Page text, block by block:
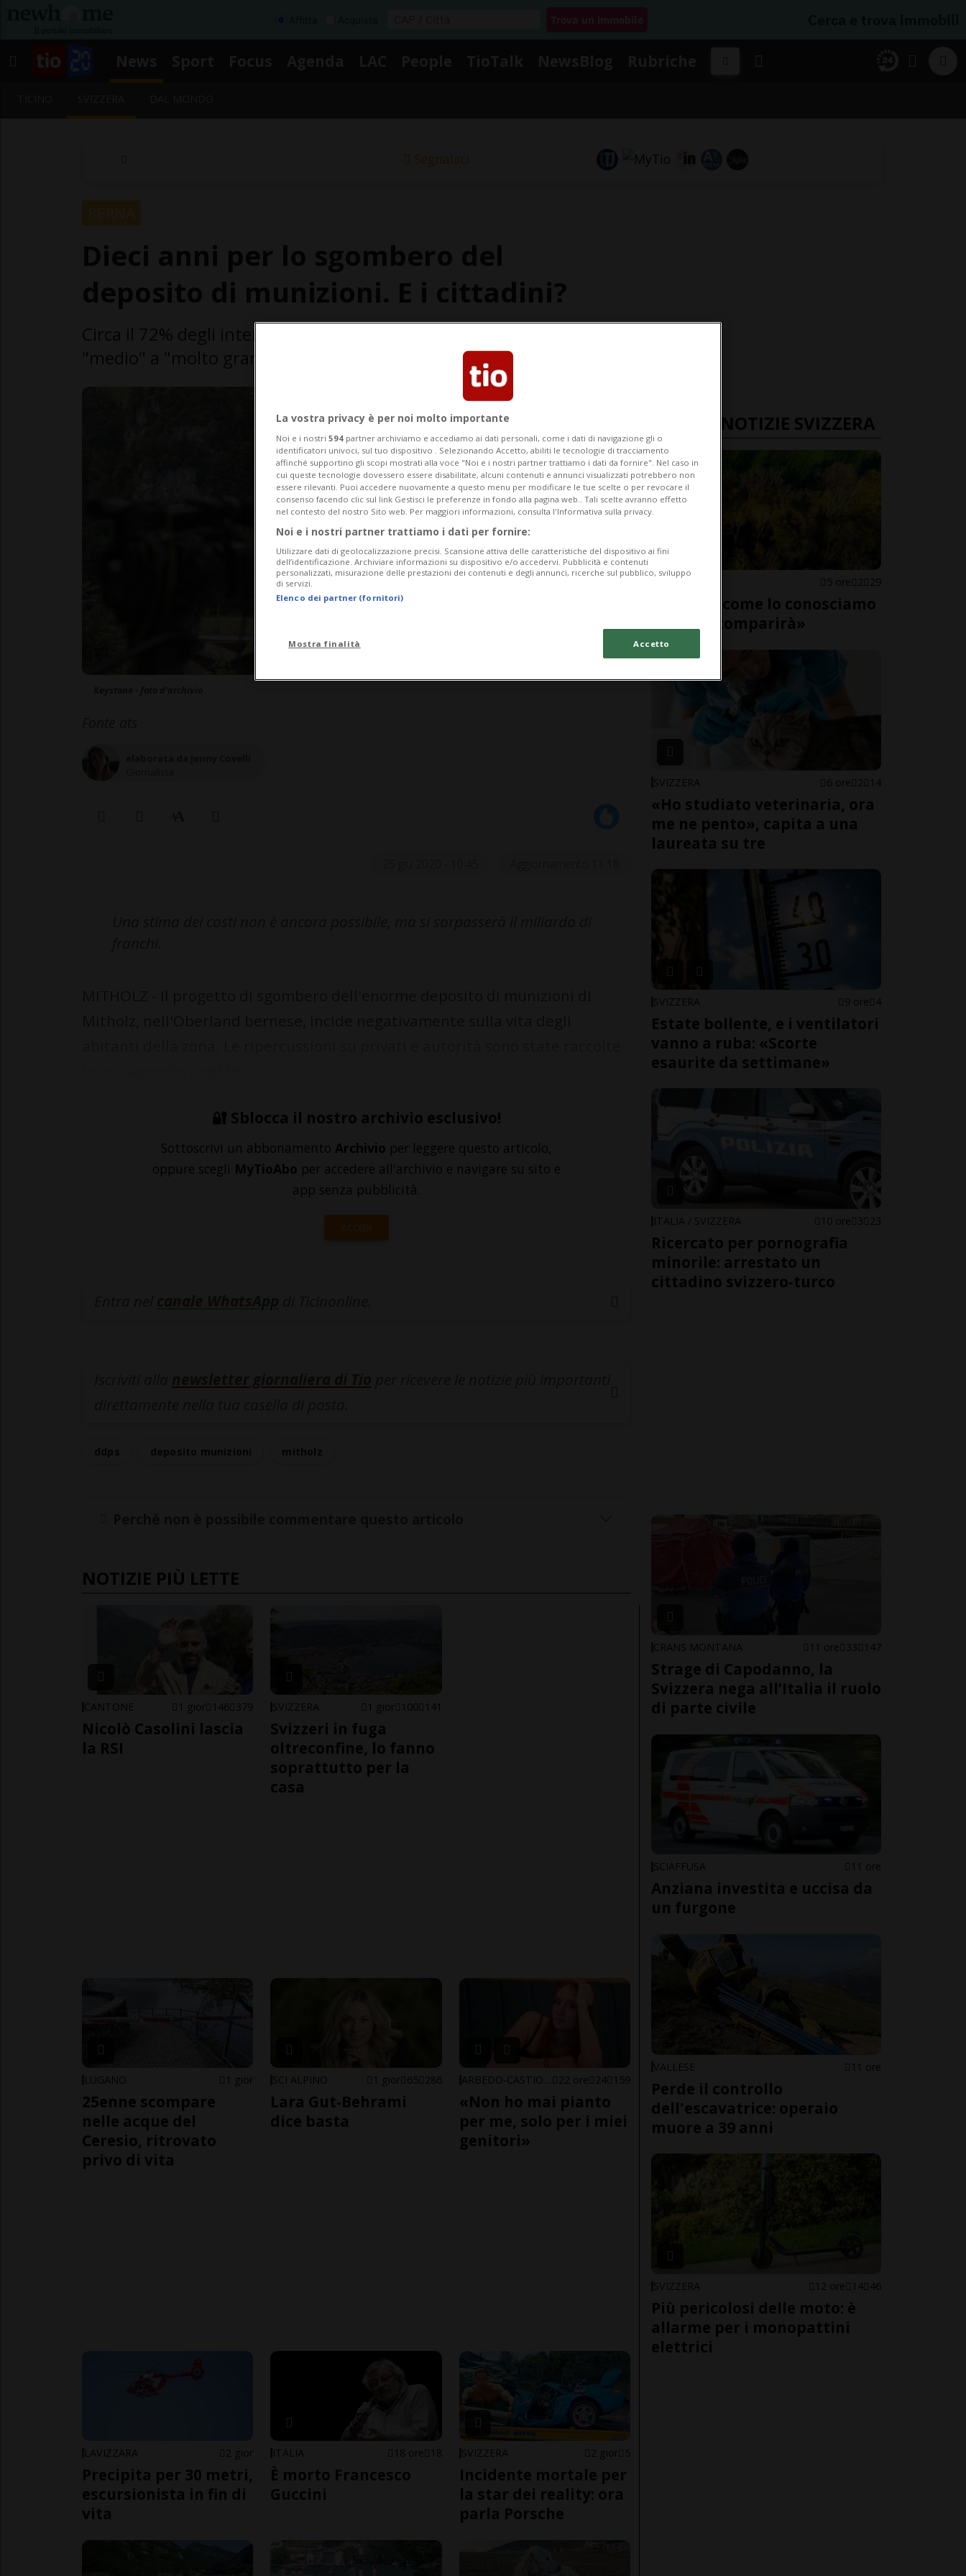
Segnalaci
🔐 Sblocca il nostro archivio esclusivo!
Sottoscrivi un abbonamento Archivio per leggere questo articolo,
oppure scegli MyTioAbo per accedere all'archivio e navigare su sito e
app senza pubblicità.
ACCEDI
NOTIZIE PIÙ LETTE
CANTONE 1 gior 146 379
Nicolò Casolini lascia
la RSI
SVIZZERA 1 gior 100 141
Svizzeri in fuga
oltreconfine, lo fanno
soprattutto per la
casa
LUGANO 1 gior
25enne scompare
nelle acque del
Ceresio, ritrovato
privo di vita
SCI ALPINO 1 gior 65 286
Lara Gut-Behrami
dice basta
22 ore 24 159
«Non ho mai pianto
per me, solo per i miei
genitori»
LAVIZZARA 2 gior
Precipita per 30 metri,
escursionista in fin di
vita
ITALIA 18 ore 18
È morto Francesco
Guccini
SVIZZERA 2 gior 5
Incidente mortale per
la star dei reality: ora
parla Porsche
ULTIME NOTIZIE SVIZZERA
SVIZZERA 5 ore 2 29
«Il bosco come lo conosciamo
adesso scomparirà»
SVIZZERA 6 ore 2 14
«Ho studiato veterinaria, ora
me ne pento», capita a una
laureata su tre
SVIZZERA 9 ore 4
Estate bollente, e i ventilatori
vanno a ruba: «Scorte
esaurite da settimane»
ITALIA / SVIZZERA 10 ore 3 23
Ricercato per pornografia
minorile: arrestato un
cittadino svizzero-turco
CRANS MONTANA 11 ore 33 147
Strage di Capodanno, la
Svizzera nega all’Italia il ruolo
di parte civile
SCIAFFUSA 11 ore
Anziana investita e uccisa da
un furgone
VALLESE 11 ore
Perde il controllo
dell'escavatrice: operaio
muore a 39 anni
SVIZZERA 12 ore 14 46
Più pericolosi delle moto: è
allarme per i monopattini
elettrici
La vostra privacy è per noi molto importante
Noi e i nostri 594 partner archiviamo e accediamo ai dati personali, come i dati di navigazione gli o
identificatori univoci, sul tuo dispositivo . Selezionando Accetto, abiliti le tecnologie di tracciamento
affinché supportino gli scopi mostrati alla voce "Noi e i nostri partner trattiamo i dati da fornire". Nel caso in
cui queste tecnologie dovessero essere disabilitate, alcuni contenuti e annunci visualizzati potrebbero non
essere rilevanti. Puoi accedere nuovamente a questo menu per modificare le tue scelte o per revocare il
consenso facendo clic sul link Gestisci le preferenze in fondo alla pagina web.. Tali scelte avranno effetto
nel contesto del nostro Sito web. Per maggiori informazioni, consulta l'Informativa sulla privacy.
Noi e i nostri partner trattiamo i dati per fornire:
Utilizzare dati di geolocalizzazione precisi. Scansione attiva delle caratteristiche del dispositivo ai fini
dell’identificazione. Archiviare informazioni su dispositivo e/o accedervi. Pubblicità e contenuti
personalizzati, misurazione delle prestazioni dei contenuti e degli annunci, ricerche sul pubblico, sviluppo
di servizi.
Elenco dei partner (fornitori)
Mostra finalità Accetto